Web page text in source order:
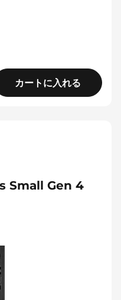
カートに入れる
Small Gen 4